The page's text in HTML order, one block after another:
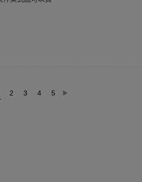
2 3 4 5